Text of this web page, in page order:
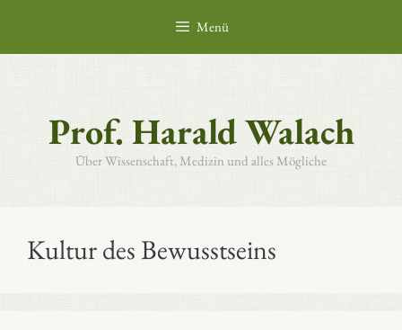
springen
Menü
Prof. Harald Walach
Über Wissenschaft, Medizin und alles Mögliche
Kultur des Bewusstseins